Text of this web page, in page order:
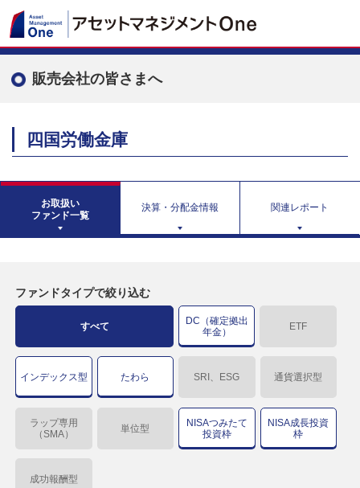
販売会社の皆さまへ
四国労働金庫
お取扱い
ファンド一覧
決算・分配金情報 関連レポート
ファンドタイプで絞り込む
すべて
DC（確定拠出
年金）
ETF
インデックス型 たわら SRI、ESG 通貨選択型
ラップ専用
（SMA）
単位型
NISAつみたて
投資枠
NISA成長投資
枠
成功報酬型